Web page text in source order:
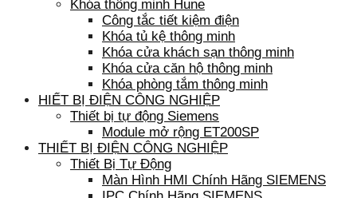
Khóa thông minh Hune
Công tắc tiết kiệm điện
Khóa tủ kệ thông minh
Khóa cửa khách sạn thông minh
Khóa cửa căn hộ thông minh
Khóa phòng tắm thông minh
HIẾT BỊ ĐIỆN CÔNG NGHIỆP
Thiết bị tự động Siemens
Module mở rộng ET200SP
THIẾT BỊ ĐIỆN CÔNG NGHIỆP
Thiết Bị Tự Động
Màn Hình HMI Chính Hãng SIEMENS